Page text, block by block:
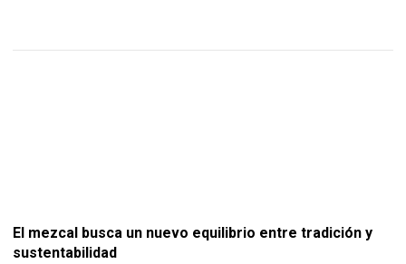
El mezcal busca un nuevo equilibrio entre tradición y
sustentabilidad